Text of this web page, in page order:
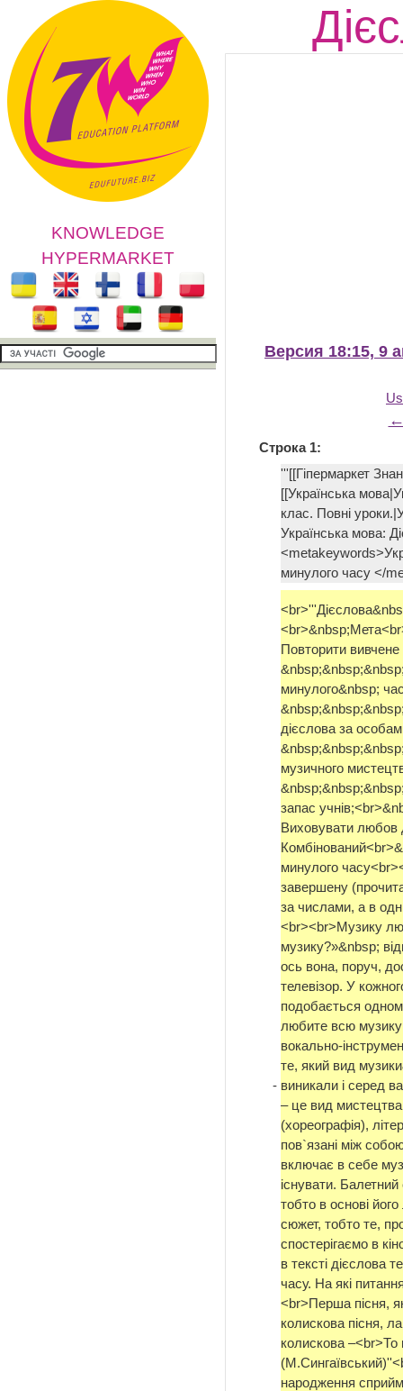
KNOWLEDGE
HYPERMARKET
Версия 18:15, 9
Строка 1:
'''[[Гіпермаркет
[[Українська
клас. Повні
Українська мова:
минулого часу </
-
Повторити
минулого&nbsp;
дієслова за
музичного
запас
Виховувати любов
минулого
завершену
за числами, а в
<br><br>Музику
музику?»&nbsp;
ось вона, поруч,
телевізор. У
подобається
любите всю музику
вокально-
те, який вид
виникали і серед
– це вид
(хореографія),
пов`язані між
включає в себе
існувати. Балетний
тобто в основі
сюжет, тобто те,
спостерігаємо в
в тексті дієслова
часу. На які
<br>Перша пісня,
колискова пісня,
колискова
народження